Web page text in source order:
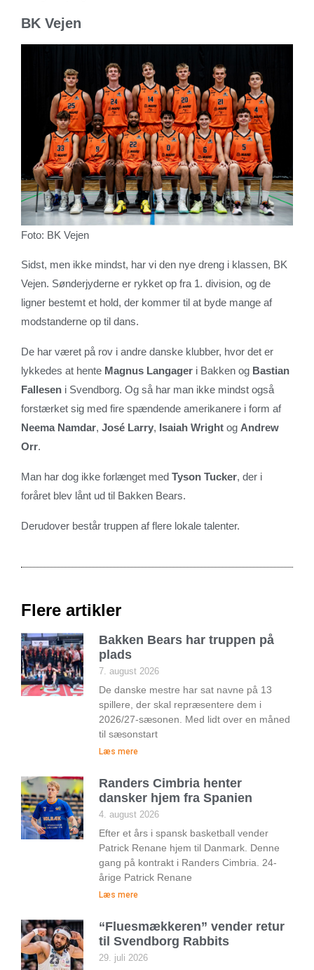
BK Vejen
Foto: BK Vejen
Sidst, men ikke mindst, har vi den nye dreng i klassen, BK
Vejen. Sønderjyderne er rykket op fra 1. division, og de
ligner bestemt et hold, der kommer til at byde mange af
modstanderne op til dans.
De har været på rov i andre danske klubber, hvor det er
lykkedes at hente Magnus Langager i Bakken og Bastian
Fallesen i Svendborg. Og så har man ikke mindst også
forstærket sig med fire spændende amerikanere i form af
Neema Namdar, José Larry, Isaiah Wright og Andrew
Orr.
Man har dog ikke forlænget med Tyson Tucker, der i
foråret blev lånt ud til Bakken Bears.
Derudover består truppen af flere lokale talenter.
Flere artikler
Bakken Bears har truppen på
plads
7. august 2026
De danske mestre har sat navne på 13
spillere, der skal repræsentere dem i
2026/27-sæsonen. Med lidt over en måned
til sæsonstart
Læs mere
Randers Cimbria henter
dansker hjem fra Spanien
4. august 2026
Efter et års i spansk basketball vender
Patrick Renane hjem til Danmark. Denne
gang på kontrakt i Randers Cimbria. 24-
årige Patrick Renane
Læs mere
“Fluesmækkeren” vender retur
til Svendborg Rabbits
29. juli 2026